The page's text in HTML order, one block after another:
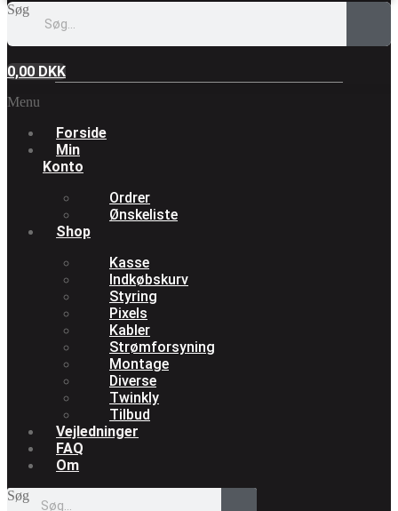
Søg
0,00 DKK
Menu
Forside
Min
Konto
Ordrer
Ønskeliste
Shop
Kasse
Indkøbskurv
Styring
Pixels
Kabler
Strømforsyning
Montage
Diverse
Twinkly
Tilbud
Vejledninger
FAQ
Om
Søg